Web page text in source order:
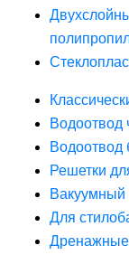
Водоотвод
Водоотвод
Решетки
Вакуумный
Для
Дренажные